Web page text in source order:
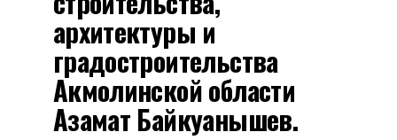
архитектуры и
градостроительства
Акмолинской области
Азамат Байкуанышев.